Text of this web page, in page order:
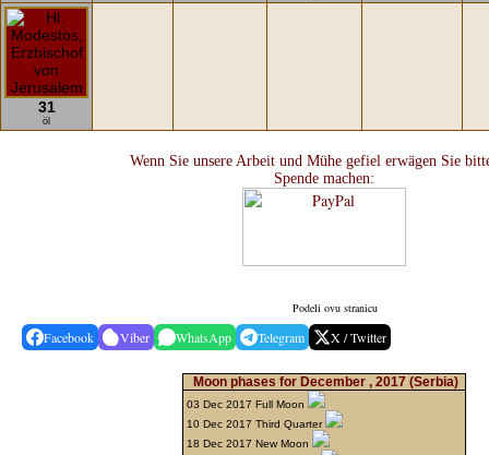
31
öl
Wenn Sie unsere Arbeit und Mühe gefiel erwägen Sie
Spende machen:
Podeli ovu stranicu
Facebook Viber WhatsApp Telegram X / Twitter
Moon phases for December , 2017 (Serbia)
03 Dec 2017 Full Moon
10 Dec 2017 Third Quarter
18 Dec 2017 New Moon